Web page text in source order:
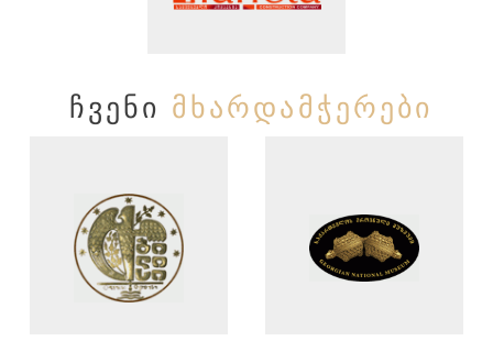
ᲩᲕᲔᲜᲘ ᲛᲮᲐᲠᲓᲐᲛᲭᲔᲠᲔᲑᲘ